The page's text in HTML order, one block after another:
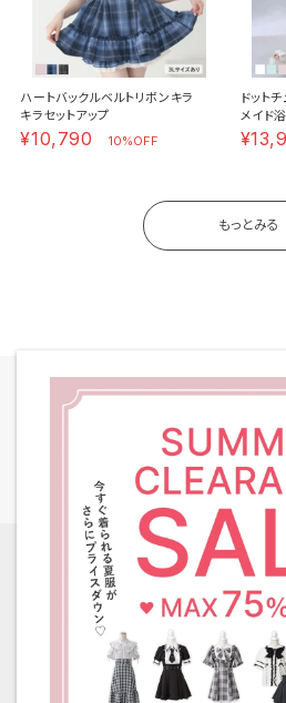
ハートバックルベルトリボンキラ
キラセットアップ
¥10,790 10%OFF
ドット
メイド
ズあり】
もっとみる
全国一律 送料
［ 8,000円以上ご購入
ご利用ガイド 返品・交換につ